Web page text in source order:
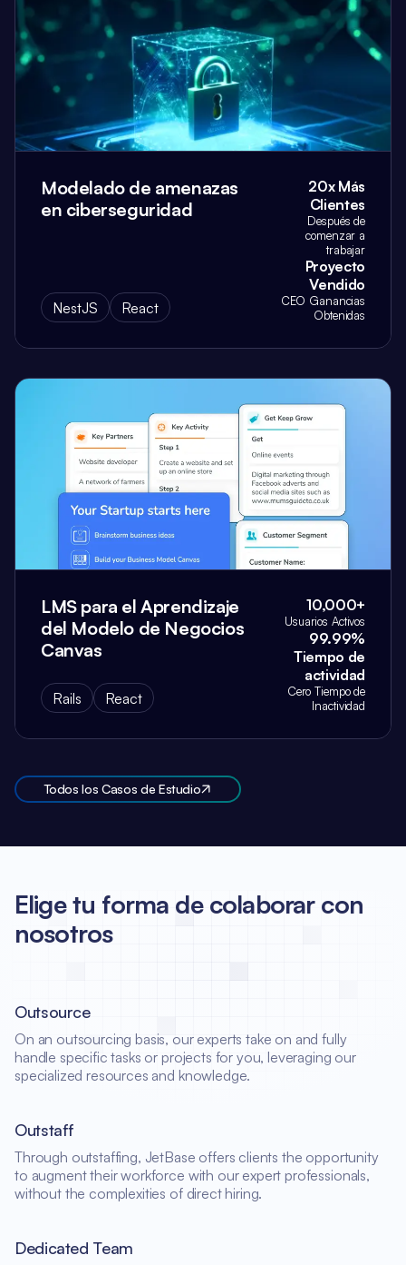
Modelado de amenazas
en ciberseguridad
NestJS React
20x Más
Clientes
Después de
comenzar a
trabajar
Proyecto
Vendido
CEO Ganancias
Obtenidas
LMS para el Aprendizaje
del Modelo de Negocios
Canvas
Rails React
10,000+
Usuarios Activos
99.99%
Tiempo de
actividad
Cero Tiempo de
Inactividad
Todos los Casos de Estudio
Elige tu forma de colaborar con
nosotros
Outsource
On an outsourcing basis, our experts take on and fully
handle specific tasks or projects for you, leveraging our
specialized resources and knowledge.
Outstaff
Through outstaffing, JetBase offers clients the opportunity
to augment their workforce with our expert professionals,
without the complexities of direct hiring.
Dedicated Team